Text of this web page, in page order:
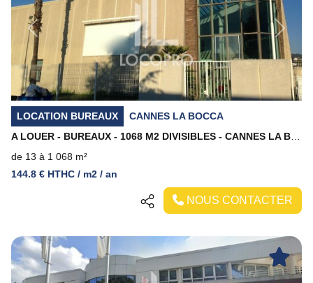
Previous Next
LOCATION BUREAUX
CANNES LA BOCCA
de 13 à 1 068 m²
144.8 € HTHC / m2 / an
NOUS CONTACTER